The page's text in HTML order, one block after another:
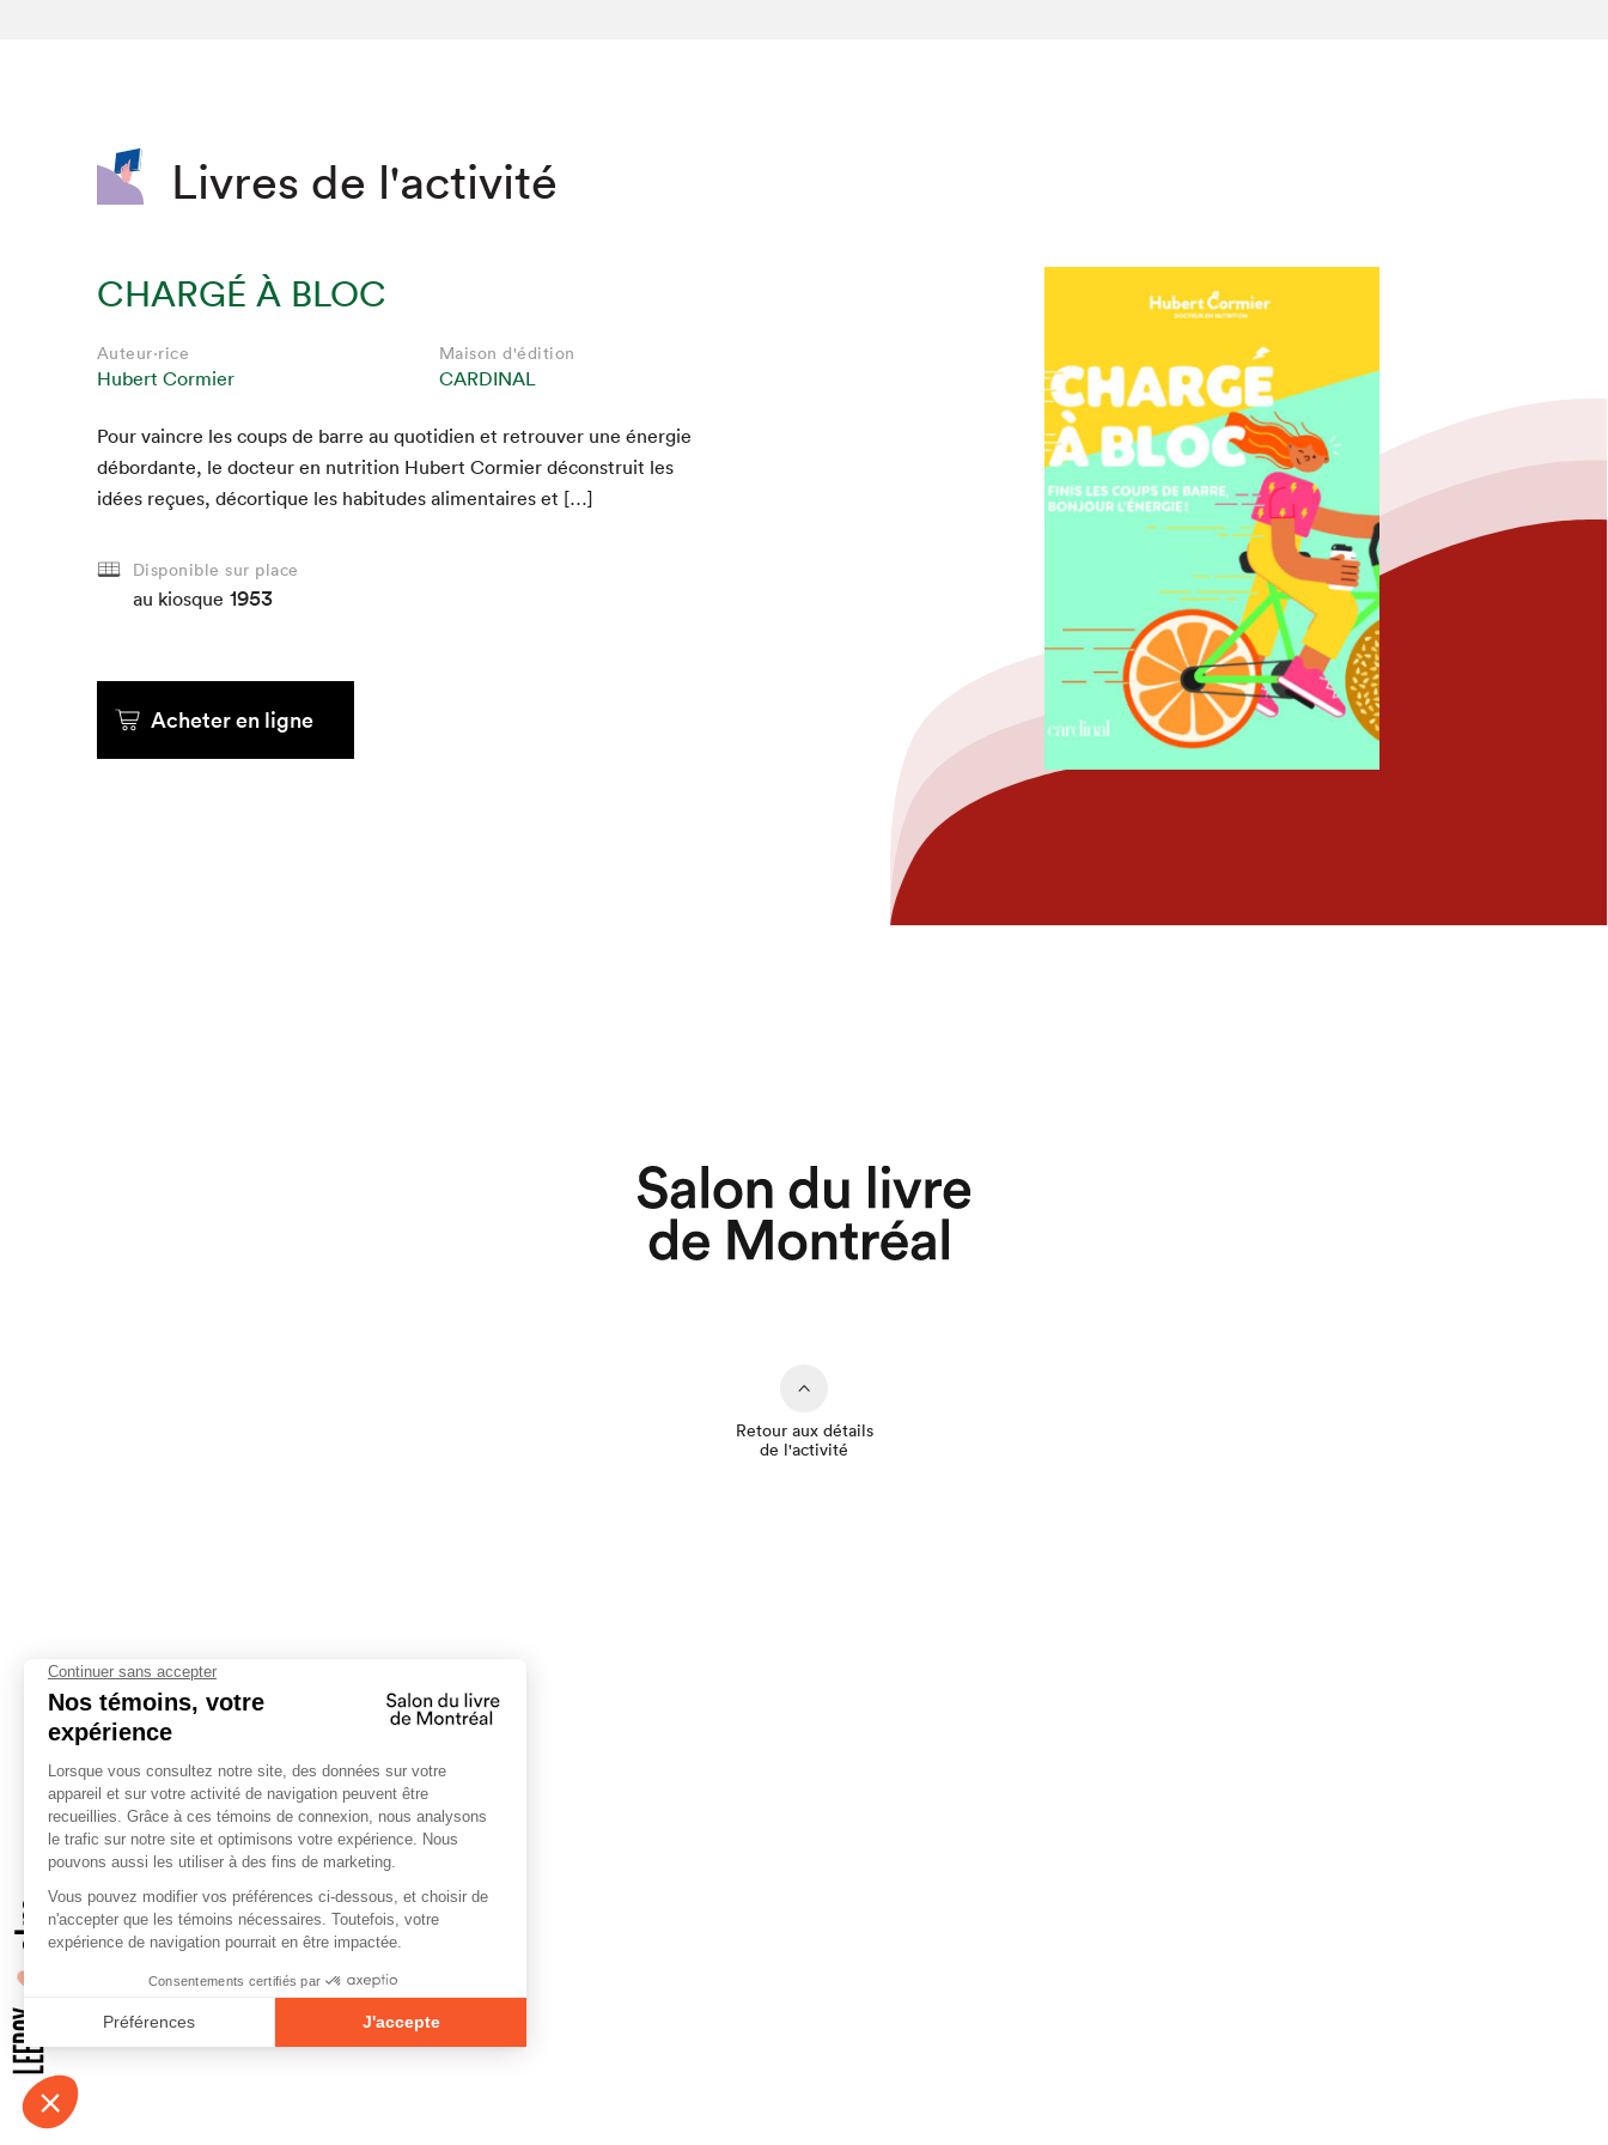
Que cherchez-vous?
Fermer
Livres de l'activité
CHARGÉ À BLOC
Auteur·rice
Hubert Cormier
Maison d'édition
CARDINAL
Pour vain­cre les coups de barre au quo­ti­di­en et retrou­ver une énergie
débor­dante, le doc­teur en nutri­tion Hubert Cormi­er décon­stru­it les
idées reçues, décor­tique les habi­tudes ali­men­taires et […]
Disponible sur place
au kiosque 1953
Acheter en ligne
Retour aux détails
de l'activité